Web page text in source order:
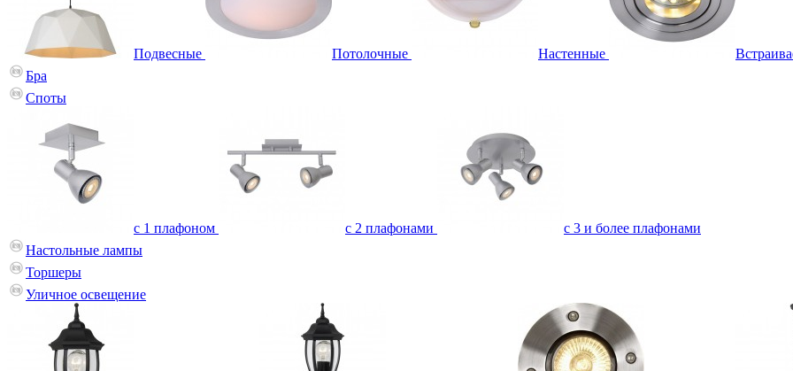
Подвесные Потолочные Настенные
Бра
Споты
с 1 плафоном с 2 плафонами
с 3 и более плафонами
Настольные лампы
Торшеры
Уличное освещение